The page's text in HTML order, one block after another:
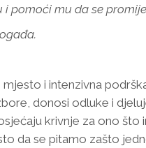
i pomoći mu da se
i intenzivna
donosi odluke i
krivnje za ono što
da se pitamo zašto